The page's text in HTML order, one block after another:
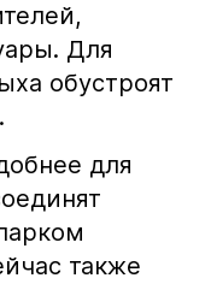
Для
обустроят
для
также